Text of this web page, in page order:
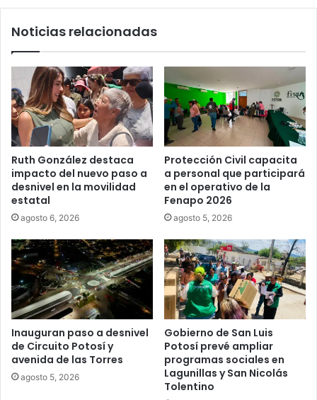
Noticias relacionadas
Ruth González destaca
impacto del nuevo paso a
desnivel en la movilidad
estatal
agosto 6, 2026
Protección Civil capacita
a personal que participará
en el operativo de la
Fenapo 2026
agosto 5, 2026
Inauguran paso a desnivel
de Circuito Potosí y
avenida de las Torres
agosto 5, 2026
Gobierno de San Luis
Potosí prevé ampliar
programas sociales en
Lagunillas y San Nicolás
Tolentino